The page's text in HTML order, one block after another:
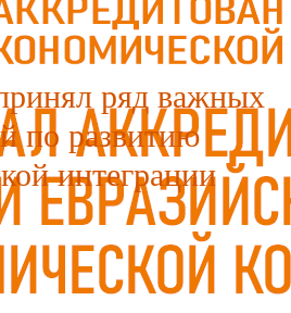
ряд важных
по развитию
интеграции